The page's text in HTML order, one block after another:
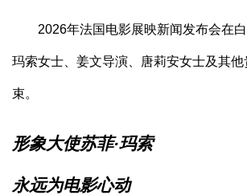
2026年法国电影展映新闻发布会在白
玛索女士、姜文导演、唐莉安女士及其
束。
形象大使苏菲·玛索
永远为电影心动